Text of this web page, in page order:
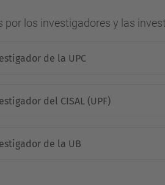
por los investigadores y las
de la UPC
del CISAL (UPF)
de la UB